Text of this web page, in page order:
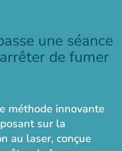
une séance
de fumer
méthode innovante
sur la
au laser, conçue